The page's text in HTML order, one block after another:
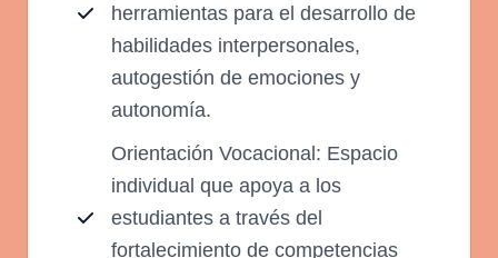
herramientas para el desarrollo de
habilidades interpersonales,
autogestión de emociones y
autonomía.
Orientación Vocacional: Espacio
individual que apoya a los
estudiantes a través del
fortalecimiento de competencias